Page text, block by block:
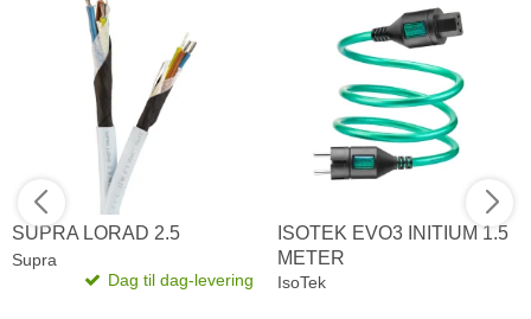
SUPRA LORAD 2.5
Supra
Dag til dag-levering
ISOTEK EVO3 INITIUM 1.5
METER
IsoTek